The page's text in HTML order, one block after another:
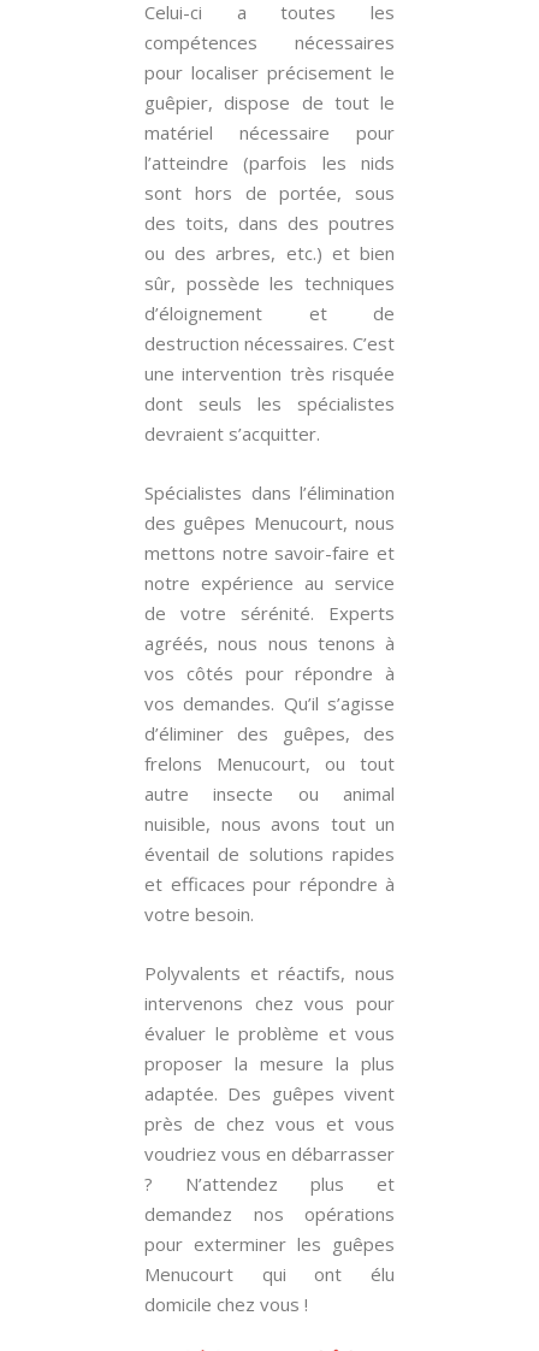
Celui-ci a toutes les
compétences nécessaires
pour localiser précisement le
guêpier, dispose de tout le
matériel nécessaire pour
l’atteindre (parfois les nids
sont hors de portée, sous
des toits, dans des poutres
ou des arbres, etc.) et bien
sûr, possède les techniques
d’éloignement et de
destruction nécessaires. C’est
une intervention très risquée
dont seuls les spécialistes
devraient s’acquitter.
Spécialistes dans l’élimination
des guêpes Menucourt, nous
mettons notre savoir-faire et
notre expérience au service
de votre sérénité. Experts
agréés, nous nous tenons à
vos côtés pour répondre à
vos demandes. Qu’il s’agisse
d’éliminer des guêpes, des
frelons Menucourt, ou tout
autre insecte ou animal
nuisible, nous avons tout un
éventail de solutions rapides
et efficaces pour répondre à
votre besoin.
Polyvalents et réactifs, nous
intervenons chez vous pour
évaluer le problème et vous
proposer la mesure la plus
adaptée. Des guêpes vivent
près de chez vous et vous
voudriez vous en débarrasser
? N’attendez plus et
demandez nos opérations
pour exterminer les guêpes
Menucourt qui ont élu
domicile chez vous !